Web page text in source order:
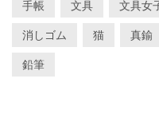
手帳 文具 文具女
消しゴム 猫 真鍮
鉛筆